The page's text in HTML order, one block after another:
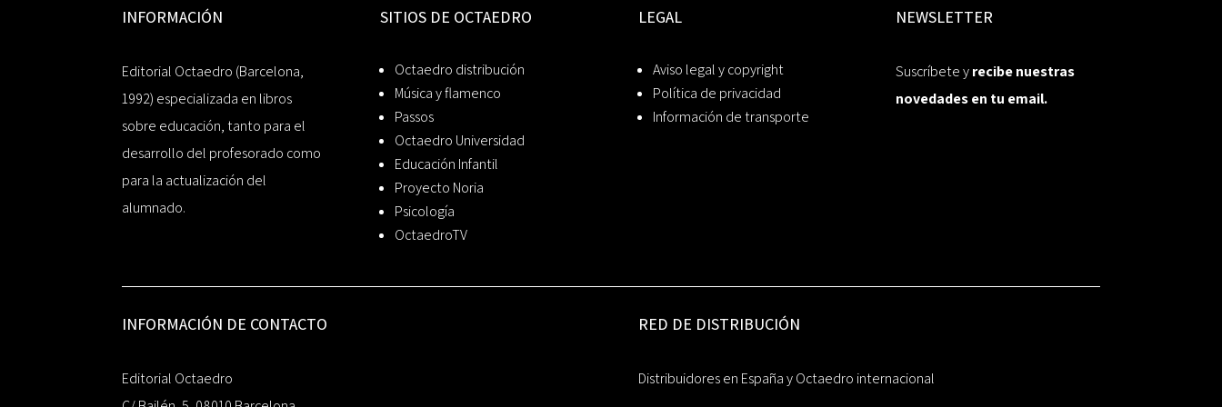
INFORMACIÓN
Editorial Octaedro (Barcelona,
1992) especializada en libros
sobre educación, tanto para el
desarrollo del profesorado como
para la actualización del
alumnado.
SITIOS DE OCTAEDRO
Octaedro distribución
Música y flamenco
Passos
Octaedro Universidad
Educación Infantil
Proyecto Noria
Psicología
OctaedroTV
LEGAL
Aviso legal y copyright
Política de privacidad
Información de transporte
NEWSLETTER
Suscríbete yrecibe nuestras
novedades en tu email.
INFORMACIÓN DE CONTACTO
Editorial Octaedro
RED DE DISTRIBUCIÓN
Distribuidores en España y Octaedro internacional